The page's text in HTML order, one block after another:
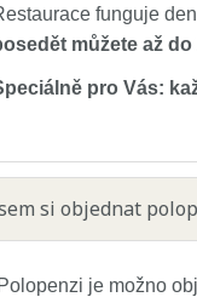
funguje
můžete až do
pro Vás:
si objednat
Polopenzi je možno